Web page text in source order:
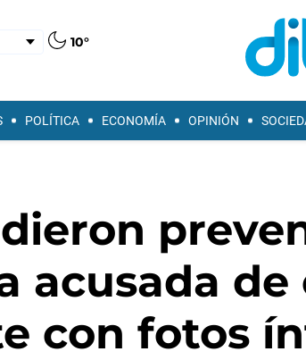
10°
POLÍTICA ECONOMÍA OPINIÓN
acusada
con fotos